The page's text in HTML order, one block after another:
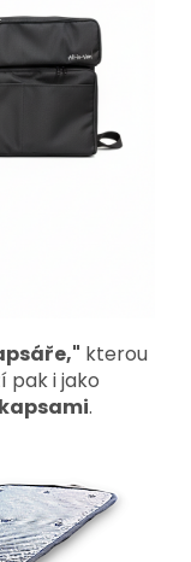
kterou
pak i jako
kapsami.